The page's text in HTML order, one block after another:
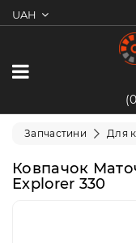
UAH
0
Категорії
Мотоцикли
Запчастини Для
Ковпачок
Explorer 330